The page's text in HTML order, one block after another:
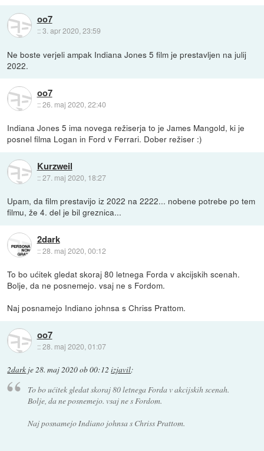
oo7
::3. apr 2020, 23:59
Ne boste verjeli ampak Indiana Jones 5 film je prestavljen na julij
2022.
oo7
::26. maj 2020, 22:40
Indiana Jones 5 ima novega režiserja to je James Mangold, ki je
posnel filma Logan in Ford v Ferrari. Dober režiser :)
Kurzweil
::27. maj 2020, 18:27
Upam, da film prestavijo iz 2022 na 2222... nobene potrebe po tem
filmu, že 4. del je bil greznica...
2dark
::28. maj 2020, 00:12
To bo ućitek gledat skoraj 80 letnega Forda v akcijskih scenah.
Bolje, da ne posnemejo. vsaj ne s Fordom.
Naj posnamejo Indiano johnsa s Chriss Prattom.
oo7
::28. maj 2020, 01:07
2dark je28. maj 2020 ob 00:12 izjavil:
To bo ućitek gledat skoraj 80 letnega Forda v akcijskih scenah.
Bolje, da ne posnemejo. vsaj ne s Fordom.
Naj posnamejo Indiano johnsa s Chriss Prattom.